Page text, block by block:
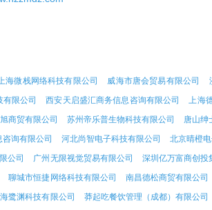
海微栈网络科技有限公司 威海市唐会贸易有限公司
限公司
西安天启盛汇商务信息咨询有限公司 上海
商贸有限公司 苏州帝乐普生物科技有限公司 唐山绅
询有限公司
河北尚智电子科技有限公司 北京晴橙
公司
广州无限视觉贸易有限公司 深圳亿万富商创投
聊城市恒捷网络科技有限公司 南昌德松商贸有限公司
鹭渊科技有限公司 莽起吃餐饮管理（成都）有限公司